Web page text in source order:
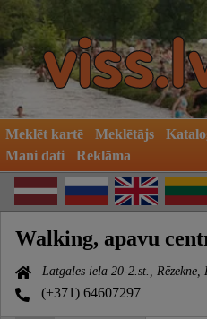
Meklēt kartē Meklētājs
Mani dati
Reklāma
Walking, apavu
Latgales iela 20-2.st., Rēzekne,
(+371) 64607297